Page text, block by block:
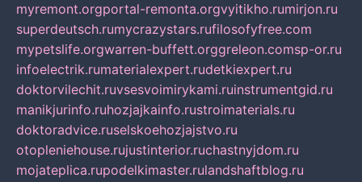
myremont.orgportal-remonta.orgvyitikho.rumirjon.ru
superdeutsch.rumycrazystars.rufilosofyfree.com
mypetslife.orgwarren-buffett.orggreleon.comsp-or.ru
infoelectrik.rumaterialexpert.rudetkiexpert.ru
doktorvilechit.ruvsesvoimirykami.ruinstrumentgid.ru
manikjurinfo.ruhozjajkainfo.rustroimaterials.ru
doktoradvice.ruselskoehozjajstvo.ru
otopleniehouse.rujustinterior.ruchastnyjdom.ru
mojateplica.rupodelkimaster.rulandshaftblog.ru